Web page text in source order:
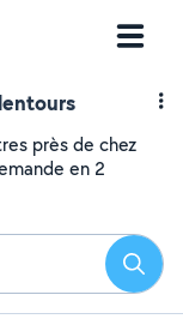
près de chez
en 2